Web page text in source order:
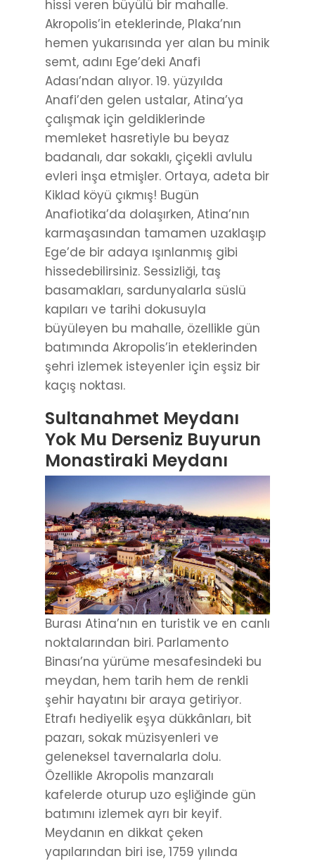
hissi veren büyülü bir mahalle.
Akropolis’in eteklerinde, Plaka’nın
hemen yukarısında yer alan bu minik
semt, adını Ege’deki Anafi
Adası’ndan alıyor. 19. yüzyılda
Anafi’den gelen ustalar, Atina’ya
çalışmak için geldiklerinde
memleket hasretiyle bu beyaz
badanalı, dar sokaklı, çiçekli avlulu
evleri inşa etmişler. Ortaya, adeta bir
Kiklad köyü çıkmış! Bugün
Anafiotika’da dolaşırken, Atina’nın
karmaşasından tamamen uzaklaşıp
Ege’de bir adaya ışınlanmış gibi
hissedebilirsiniz. Sessizliği, taş
basamakları, sardunyalarla süslü
kapıları ve tarihi dokusuyla
büyüleyen bu mahalle, özellikle gün
batımında Akropolis’in eteklerinden
şehri izlemek isteyenler için eşsiz bir
kaçış noktası.
Sultanahmet Meydanı
Yok Mu Derseniz Buyurun
Monastiraki Meydanı
Burası Atina’nın en turistik ve en canlı
noktalarından biri. Parlamento
Binası’na yürüme mesafesindeki bu
meydan, hem tarih hem de renkli
şehir hayatını bir araya getiriyor.
Etrafı hediyelik eşya dükkânları, bit
pazarı, sokak müzisyenleri ve
geleneksel tavernalarla dolu.
Özellikle Akropolis manzaralı
kafelerde oturup uzo eşliğinde gün
batımını izlemek ayrı bir keyif.
Meydanın en dikkat çeken
yapılarından biri ise, 1759 yılında